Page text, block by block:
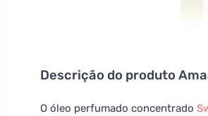
Descrição do produto
O óleo perfumado concentrado